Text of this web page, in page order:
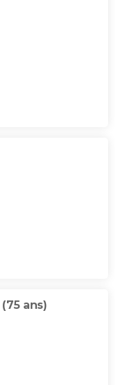
(75 ans)